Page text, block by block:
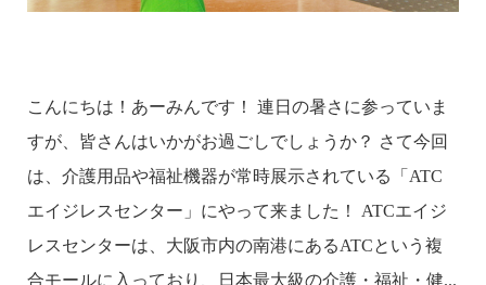
こんにちは！あーみんです！ 連日の暑さに参っていま
すが、皆さんはいかがお過ごしでしょうか？ さて今回
は、介護用品や福祉機器が常時展示されている「ATC
エイジレスセンター」にやって来ました！ ATCエイジ
レスセンターは、大阪市内の南港にあるATCという複
合モールに入っており、日本最大級の介護・福祉・健...